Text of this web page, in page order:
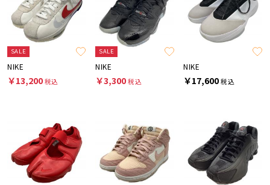
SALE
NIKE
￥13,200税込
SALE
NIKE
￥3,300税込
NIKE
￥17,600税込